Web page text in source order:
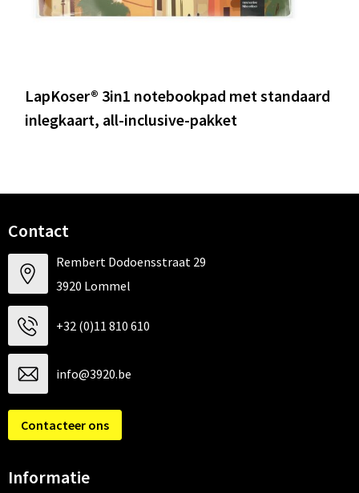
LapKoser® 3in1 notebookpad met standaard
inlegkaart, all-inclusive-pakket
Contact
Rembert Dodoensstraat 29
3920 Lommel
+32 (0)11 810 610
info@3920.be
Contacteer ons
Informatie